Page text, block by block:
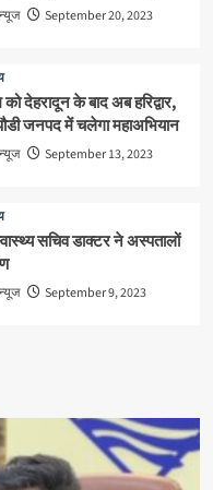
September 20, 2023
देहरादून के बाद अब हरिद्वार,
जनपद में चलेगा महाअभियान
September 13, 2023
सचिव डाक्टर ने अस्पतालों
September 9, 2023